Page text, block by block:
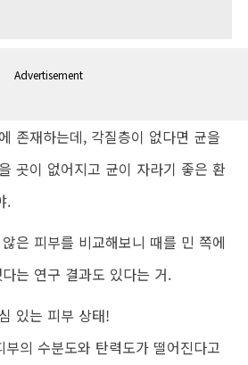
Advertisement
존재하는데, 각질층이 없다면 균을
곳이 없어지고 균이 자라기 좋은 환
.
은 피부를 비교해보니 때를 민 쪽에
는 연구 결과도 있다는 거.
있는 피부 상태!
의 수분도와 탄력도가 떨어진다고